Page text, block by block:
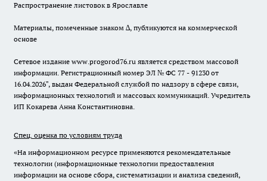
Распространение листовок в Ярославле
Материалы, помеченные знаком ∆, публикуются на коммерческой
основе
Сетевое издание www.progorod76.ru является средством массовой
информации. Регистрационный номер ЭЛ № ФС 77 - 91230 от
16.04.2026", выдан Федеральной службой по надзору в сфере связи,
информационных технологий и массовых коммуникаций. Учредитель
ИП Кокарева Анна Константиновна.
Спец. оценка по условиям труда
«На информационном ресурсе применяются рекомендательные
технологии (информационные технологии предоставления
информации на основе сбора, систематизации и анализа сведений,